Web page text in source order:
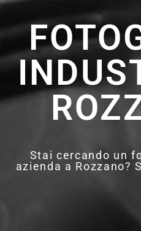
Stai cercando un
azienda a Rozzano?